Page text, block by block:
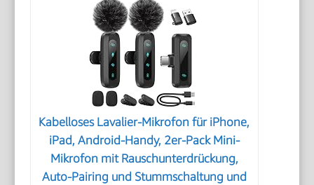
Kabelloses Lavalier-Mikrofon für iPhone,
iPad, Android-Handy, 2er-Pack Mini-
Mikrofon mit Rauschunterdrückung,
Auto-Pairing und Stummschaltung und